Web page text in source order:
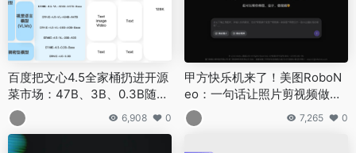
百度把文心4.5全家桶扔进开源
菜市场：47B、3B、0.3B随你
挑，还带切菜教程
6,908 0
甲方快乐机来了！美图RoboN
eo：一句话让照片剪视频做海
报，嘴遁修图不是梦
7,265 0